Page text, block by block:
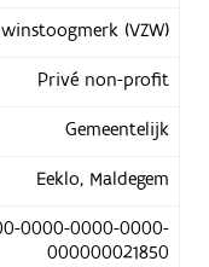
(VZW)
Privé non-profit
Gemeentelijk
Eeklo, Maldegem
0000-0000-0000-
000000021850